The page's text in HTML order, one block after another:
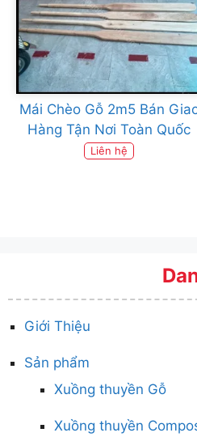
Mái Chèo Gỗ 2m5 Bán
Hàng Tận Nơi Toàn Quốc
Liên hệ
Giới Thiệu
Sản phẩm
Xuồng thuyền Gỗ
Xuồng thuyền